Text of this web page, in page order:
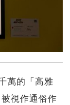
萬的「高雅
視作通俗作